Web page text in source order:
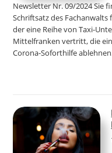
Newsletter Nr. 09/2024 Sie
Schriftsatz des
der eine Reihe von Taxi-
Mittelfranken vertritt, die
Corona-Soforthilfe